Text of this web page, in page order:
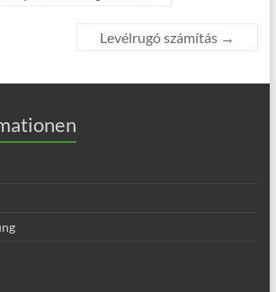
Levélrugó számítás →